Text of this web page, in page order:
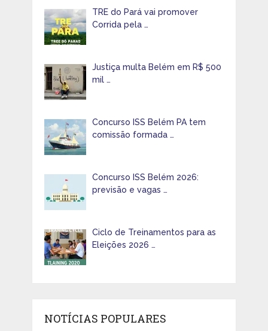
TRE do Pará vai promover
Corrida pela …
Justiça multa Belém em R$ 500
mil …
Concurso ISS Belém PA tem
comissão formada …
Concurso ISS Belém 2026:
previsão e vagas …
Ciclo de Treinamentos para as
Eleições 2026 …
NOTÍCIAS POPULARES